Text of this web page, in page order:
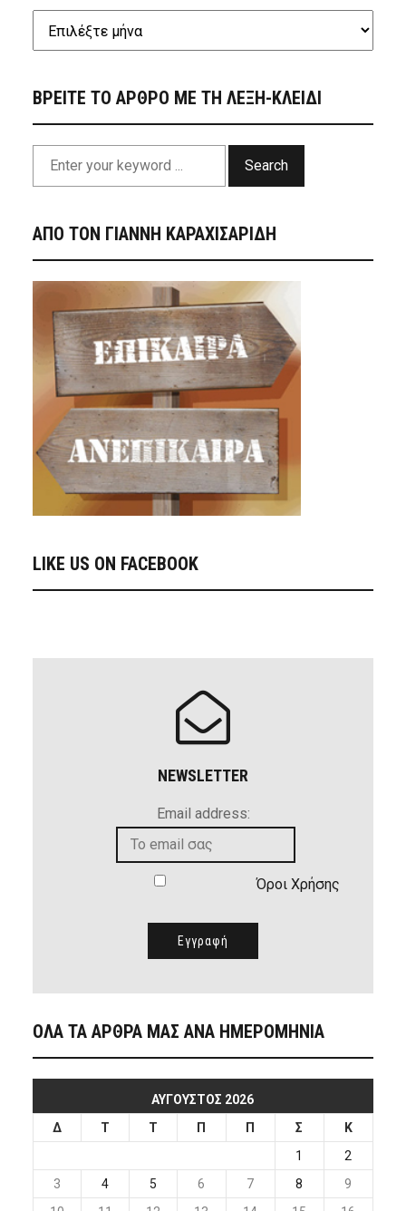
ΒΡΕΙΤΕ ΤΟ ΑΡΘΡΟ ΜΕ ΤΗ ΛΕΞΗ-ΚΛΕΙΔΙ
Search
ΑΠΟ ΤΟΝ ΓΙΑΝΝΗ ΚΑΡΑΧΙΣΑΡΙΔΗ
LIKE US ON FACEBOOK
NEWSLETTER
Email address:
Όροι Χρήσης
ΟΛΑ ΤΑ ΑΡΘΡΑ ΜΑΣ ΑΝΑ ΗΜΕΡΟΜΗΝΙΑ
ΑΎΓΟΥΣΤΟΣ 2026
Δ
Τ Τ Π Π Σ
Κ
1
2
3
4 5 6 7 8
9